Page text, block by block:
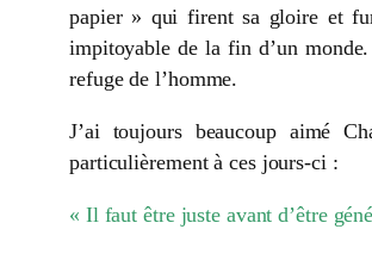
papier » qui firent sa gloire et
impitoyable de la fin d’un
refuge de l’homme.
J’ai toujours beaucoup aimé
particulièrement à ces jours-ci :
« Il faut être juste avant d’être